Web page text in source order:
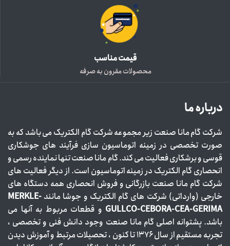
قیمت مناسب
محصولات مقرون به صرفه
درباره ما
شرکت گام مانا صنعت زیر مجموعه شرکت گام الکتریک می باشد که به
صورت تخصصی در زمینه اتوماسیون سازی فرآیند های جوشکاری
قوسی و برشکاری فعالیت می کند. گام مانا صنعت تنها نماینده رسمی و
انحصاری گام الکتریک در زمینه اتوماسیون است. از دیگر فعالیت های
شرکت گام مانا صنعت بازرگانی و فروش انحصاری همه دستگاه های
خارجی (وارداتی) شرکت های گام الکتریک و جوشا مانند MERKLE-
GULLCO-CEBORA-CEA-GERIMA و قطعات مربوط به آنها می
باشد. پشتوانه اصلی گام مانا صنعت وجود دانش فنی و تخصصی ،
تجربه مستقیم از سال ۱۳۷۶ تا کنون ، تحصیلات مرتبط و آموزش دیدن